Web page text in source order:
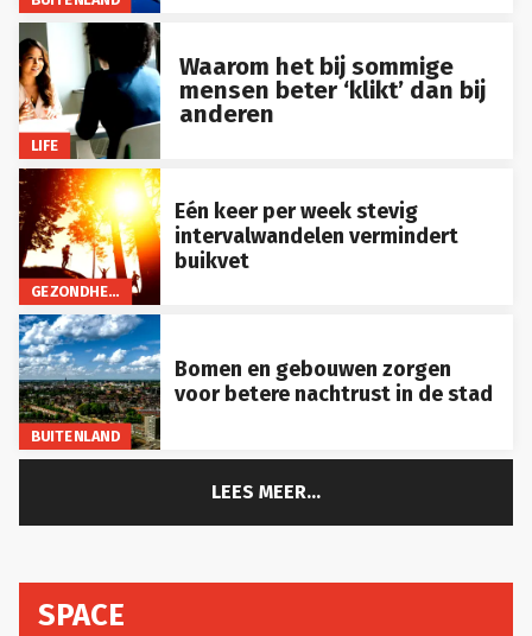
LIFE
Waarom het bij sommige
mensen beter ‘klikt’ dan bij
anderen
GEZONDHEID
Eén keer per week stevig
intervalwandelen vermindert
buikvet
BUITENLAND
Bomen en gebouwen zorgen
voor betere nachtrust in de stad
LEES MEER...
SPACE